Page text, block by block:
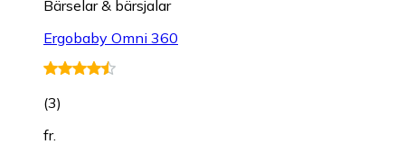
Bärselar & bärsjalar
Ergobaby Omni 360
(3)
fr.